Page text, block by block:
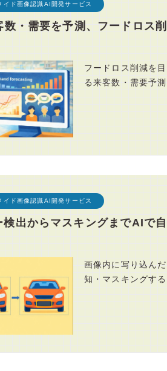
イド画像認識AI開発サービス
数・需要を予測、フードロス
フードロス削減を
る来客数・需要予
イド画像認識AI開発サービス
検出からマスキングまでAIで
画像内に写り込ん
知・マスキングす